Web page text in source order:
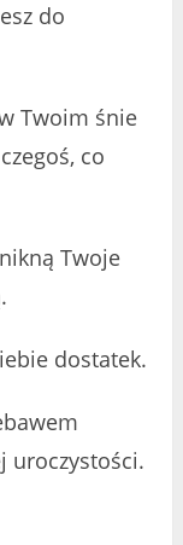
do
Twoim śnie
co
Twoje
dostatek.
uroczystości.